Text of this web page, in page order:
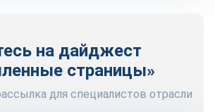
на дайджест
страницы»
для специалистов отрасли